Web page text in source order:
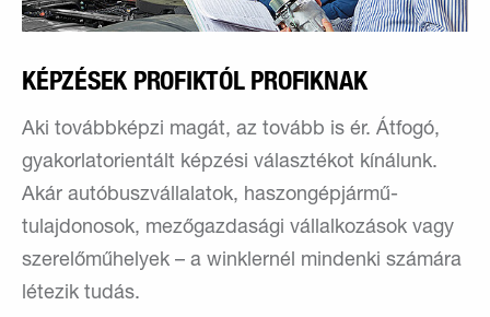
KÉPZÉSEK PROFIKTÓL PROFIKNAK
Aki továbbképzi magát, az tovább is ér. Átfogó,
gyakorlatorientált képzési választékot kínálunk.
Akár autóbuszvállalatok, haszongépjármű-
tulajdonosok, mezőgazdasági vállalkozások vagy
szerelőműhelyek – a winklernél mindenki számára
létezik tudás.